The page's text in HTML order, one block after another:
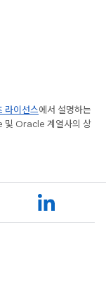
라이선스에서 설명하는
및 Oracle 계열사의 상